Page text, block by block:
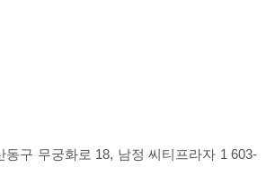
동구 무궁화로 18, 남정 씨티프라자 1 603-